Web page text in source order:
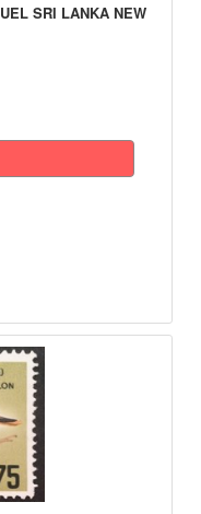
SRI LANKA NEW